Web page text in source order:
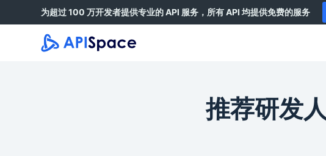
为超过 100 万开发者提供专业的 API 服务，所有 API 均提供免费的服务
推荐研发